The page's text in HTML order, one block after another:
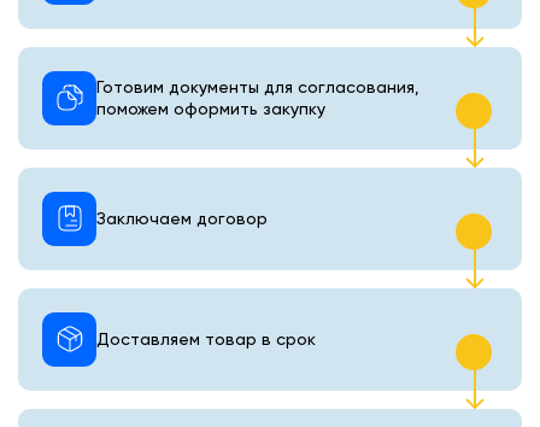
Готовим документы для согласования,
поможем оформить закупку
Доставляем товар в срок
Заключаем договор